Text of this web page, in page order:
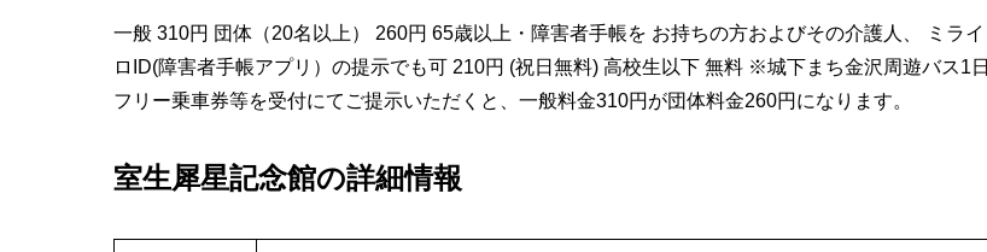
一般 310円 団体（20名以上） 260円 65歳以上・障害者手帳を お持ちの方およびその介護人、 ミライ
ロID(障害者手帳アプリ）の提示でも可 210円 (祝日無料) 高校生以下 無料 ※城下まち金沢周遊バス1日
フリー乗車券等を受付にてご提示いただくと、一般料金310円が団体料金260円になります。
室生犀星記念館の詳細情報